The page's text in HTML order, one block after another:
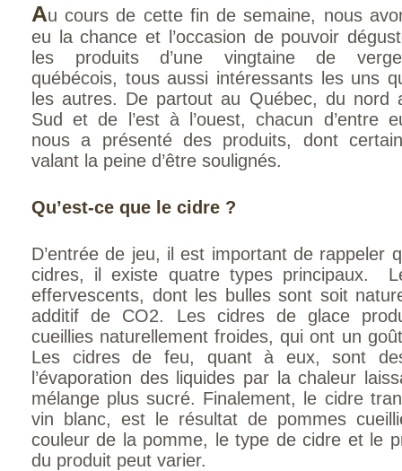
Au cours de cette fin de semaine, nous
eu la chance et l’occasion de pouvoir
les produits d’une vingtaine de
québécois, tous aussi intéressants les uns
les autres. De partout au Québec, du nord
Sud et de l’est à l’ouest, chacun d’entre
nous a présenté des produits, dont
valant la peine d’être soulignés.
Qu’est-ce que le cidre ?
D’entrée de jeu, il est important de rappeler
cidres, il existe quatre types principaux.
effervescents, dont les bulles sont soit
additif de CO2. Les cidres de glace
cueillies naturellement froides, qui ont un
Les cidres de feu, quant à eux, sont
l’évaporation des liquides par la chaleur
mélange plus sucré. Finalement, le cidre
vin blanc, est le résultat de pommes
couleur de la pomme, le type de cidre et le
du produit peut varier.